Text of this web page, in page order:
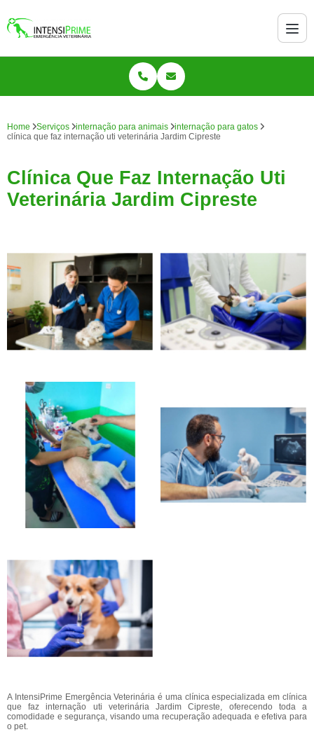
Home Serviços internação para animais
internação para gatos
clínica que faz internação uti veterinária Jardim Cipreste
Clínica Que Faz Internação Uti
Veterinária Jardim Cipreste
A IntensiPrime Emergência Veterinária é uma clínica especializada em clínica
que faz internação uti veterinária Jardim Cipreste, oferecendo toda a
comodidade e segurança, visando uma recuperação adequada e efetiva para
o pet.